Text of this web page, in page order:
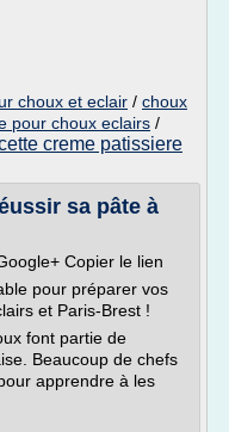
choux et eclair / choux
pour choux eclairs /
creme patissiere
sa pâte à
Copier le lien
pour préparer vos
et Paris-Brest !
font partie de
Beaucoup de chefs
apprendre à les